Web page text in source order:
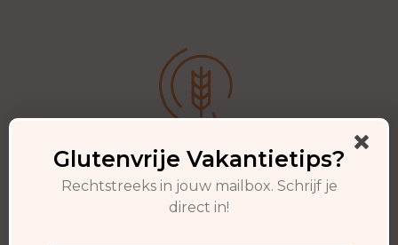
Altijd Glutenvrij op vakantie
Glutenvrije Vakantietips?
Rechtstreeks in jouw mailbox. Schrijf je
direct in!